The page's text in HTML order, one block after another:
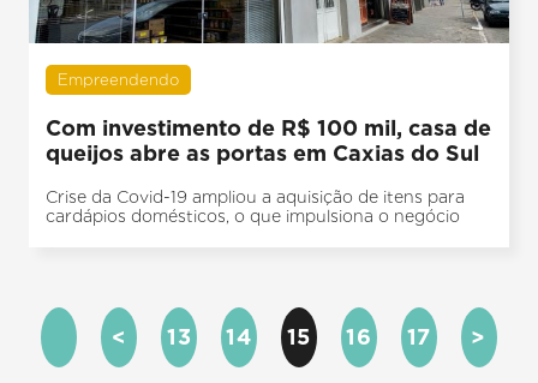
Empreendendo
Com investimento de R$ 100 mil, casa de
queijos abre as portas em Caxias do Sul
Crise da Covid-19 ampliou a aquisição de itens para
cardápios domésticos, o que impulsiona o negócio
< 13 14 15 16 17 >